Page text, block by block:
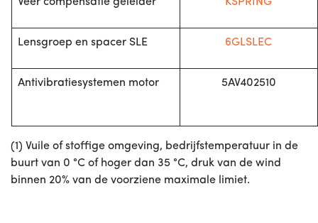
Lensgroep en spacer SLE 6GLSLEC
Antivibratiesystemen motor 5AV402510
(1) Vuile of stoffige omgeving, bedrijfstemperatuur in de
buurt van 0 °C of hoger dan 35 °C, druk van de wind
binnen 20% van de voorziene maximale limiet.